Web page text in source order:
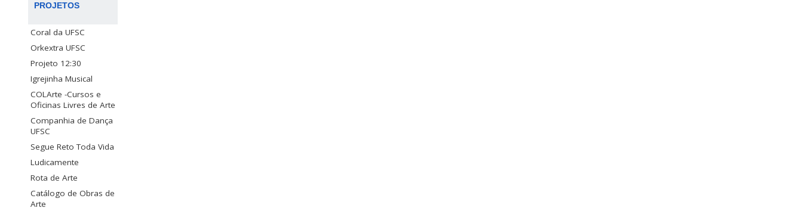
PROJETOS
Coral da UFSC
Orkextra UFSC
Projeto 12:30
Igrejinha Musical
COLArte -Cursos e
Oficinas Livres de Arte
Companhia de Dança
UFSC
Segue Reto Toda Vida
Ludicamente
Rota de Arte
Catálogo de Obras de
Arte